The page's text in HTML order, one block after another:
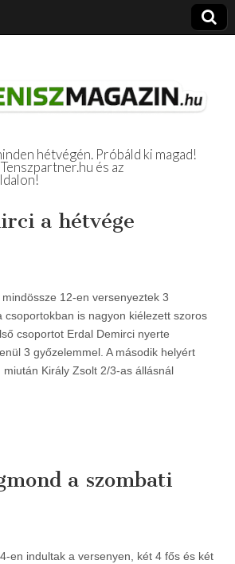
Tenisz
hétvégén. Próbáld ki magad!
és az
a hétvége
12-en versenyeztek 3
csoportokban is nagyon kiélezett szoros
csoportot Erdal Demirci nyerte
3 győzelemmel. A második helyért
Király Zsolt 2/3-as állásnál
a szombati
en indultak a versenyen, két 4 fős és két